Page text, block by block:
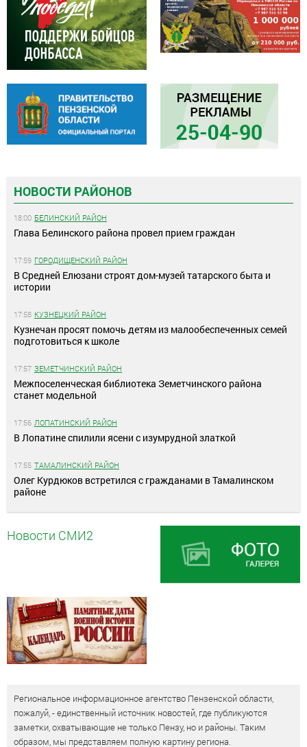
НОВОСТИ РАЙОНОВ
18:00 БЕЛИНСКИЙ РАЙОН
Глава Белинского района провел прием граждан
17:59 ГОРОДИЩЕНСКИЙ РАЙОН
В Средней Елюзани строят дом-музей татарского быта и
истории
17:58 КУЗНЕЦКИЙ РАЙОН
Кузнечан просят помочь детям из малообеспеченных семей
подготовиться к школе
17:57 ЗЕМЕТЧИНСКИЙ РАЙОН
Межпоселенческая библиотека Земетчинского района
станет модельной
17:56 ЛОПАТИНСКИЙ РАЙОН
В Лопатине спилили ясени с изумрудной златкой
17:55 ТАМАЛИНСКИЙ РАЙОН
Олег Курдюков встретился с гражданами в Тамалинском
районе
Новости СМИ2
Региональное информационное агентство Пензенской области,
пожалуй, - единственный источник новостей, где публикуются
заметки, охватывающие не только Пензу, но и районы. Таким
образом, мы представляем полную картину региона.